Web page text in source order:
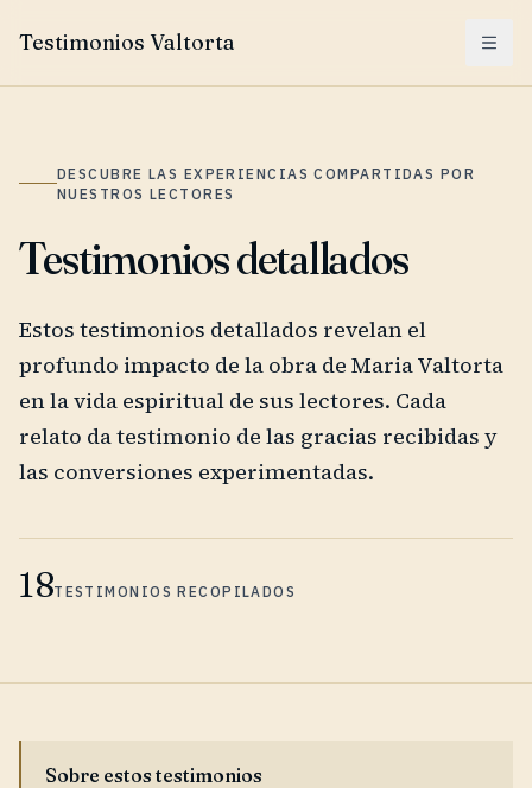
Testimonios Valtorta Menu
DESCUBRE LAS EXPERIENCIAS COMPARTIDAS POR
NUESTROS LECTORES
Testimonios detallados
Estos testimonios detallados revelan el
profundo impacto de la obra de Maria Valtorta
en la vida espiritual de sus lectores. Cada
relato da testimonio de las gracias recibidas y
las conversiones experimentadas.
18TESTIMONIOS RECOPILADOS
Sobre estos testimonios